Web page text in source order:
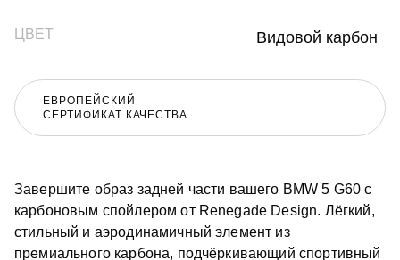
ЦВЕТ Видовой карбон
ЕВРОПЕЙСКИЙ
СЕРТИФИКАТ КАЧЕСТВА
Завершите образ задней части вашего BMW 5 G60 с
карбоновым спойлером от Renegade Design. Лёгкий,
стильный и аэродинамичный элемент из
премиального карбона, подчёркивающий спортивный